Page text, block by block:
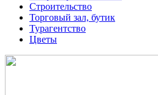
Строительство
Торговый зал, бутик
Турагентство
Цветы